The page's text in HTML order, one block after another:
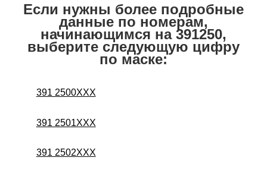
Если нужны более подробные
данные по номерам,
начинающимся на 391250,
выберите следующую цифру
по маске:
391 2500XXX
391 2501XXX
391 2502XXX